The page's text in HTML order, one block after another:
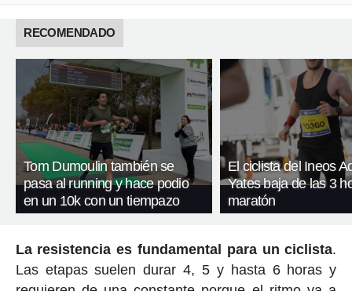
RECOMENDADO
Tom Dumoulin también se
pasa al running y hace podio
en un 10k con un tiempazo
El ciclista del Ineos
Yates baja de las 3
maratón
La resistencia es fundamental para un ciclista.
Las etapas suelen durar 4, 5 y hasta 6 horas y